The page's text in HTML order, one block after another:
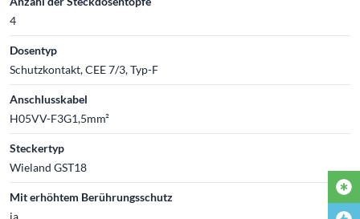
4
Dosentyp
Schutzkontakt, CEE 7/3, Typ-F
Anschlusskabel
H05VV-F3G1,5mm²
Steckertyp
Wieland GST18
Mit erhöhtem Berührungsschutz
ja